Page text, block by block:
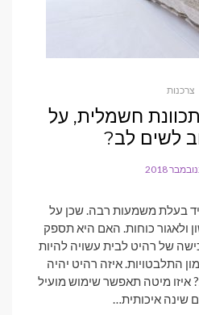
צרכנות
חשמלית, על
לשים לב?
בעלת משמעות רבה. שכן על
ולאגור כוחות. האם היא תספק
של רהיט לבית עשויה להיות
התלבטויות. איזה רהיט יהיה
איזו מיטה תאפשר שימוש מועיל
שינה איכותית…